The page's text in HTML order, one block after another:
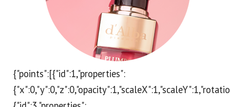
{"points":[{"id":1,"properties":